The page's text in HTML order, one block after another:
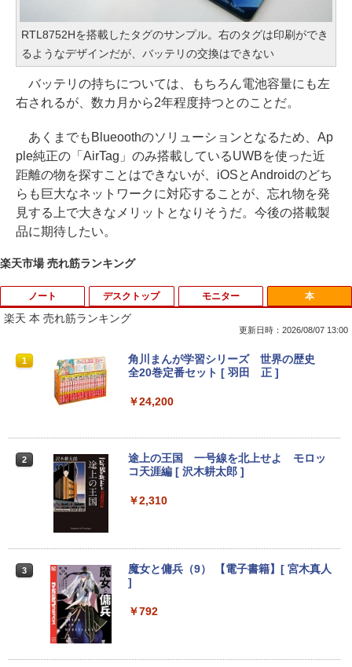
RTL8752Hを搭載したタグのサンプル。右のタグは印刷ができ
るようなデザインだが、バッテリの交換はできない
バッテリの持ちについては、もちろん電池容量にも左
右されるが、数カ月から2年程度持つとのことだ。
あくまでもBlueoothのソリューションとなるため、Ap
ple純正の「AirTag」のみ搭載しているUWBを使った近
距離の物を探すことはできないが、iOSとAndroidのどち
らも巨大なネットワークに対応することが、忘れ物を発
見する上で大きなメリットとなりそうだ。今後の搭載製
品に期待したい。
楽天市場 売れ筋ランキング
ノート
1
【楽天1位常連】【新品】 2026年最新モ
デル ノートパソコン パソコン JIS 日本
ws11 第13世代CPU搭載 14.1/15.6インチ
128GB 256GB 512GB 1TB USB3.0 初期
設定済
ノートパソコン HP ProBook 450 G7 第
10世代 Core i5 メモリ16GB SSD256GB
Bluetooth HDMI カメラ Wi-Fi 15.6イン
チ Windows 11 Pro 送料無料 保証付き
デスクトップ
1
HP EliteDesk800 G4 SFF オフィス付き
Corei5-8500 / メモリ16GB / HDD500GB
コン オプション変更可能（ 32GB / 64G
￥28,800
o】【中古/送料無料】※沖縄・離島を除
く
c Intel N5030 最大3.1Hz mini pc Windo
モニター
1
DELL デル・テクノロジーズ Dell Pro 2
3.8 ディスプレイ E2425HM 【法人限
Yoothi 互換品 11.6インチ ASUS B1100
R1100F BR1100FKA B1100FKA-BP135
修理交換用液晶タッチパネル ベゼル付き
￥13,800
カット ノングレア ディスプレイ HDMI 1
本
楽天 本 売れ筋ランキング
更新日時：2026/08/07 13:00
1
角川まんが学習シリーズ 世界の歴史
全20巻定番セット [ 羽田 正 ]
￥24,200
2
途上の王国 一号線を北上せよ モロッ
コ天涯編 [ 沢木耕太郎 ]
￥2,310
3
魔女と傭兵（9） 【電子書籍】[ 宮木真人
]
￥792